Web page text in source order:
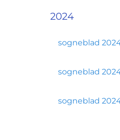
2024
sogneblad
sogneblad
sogneblad